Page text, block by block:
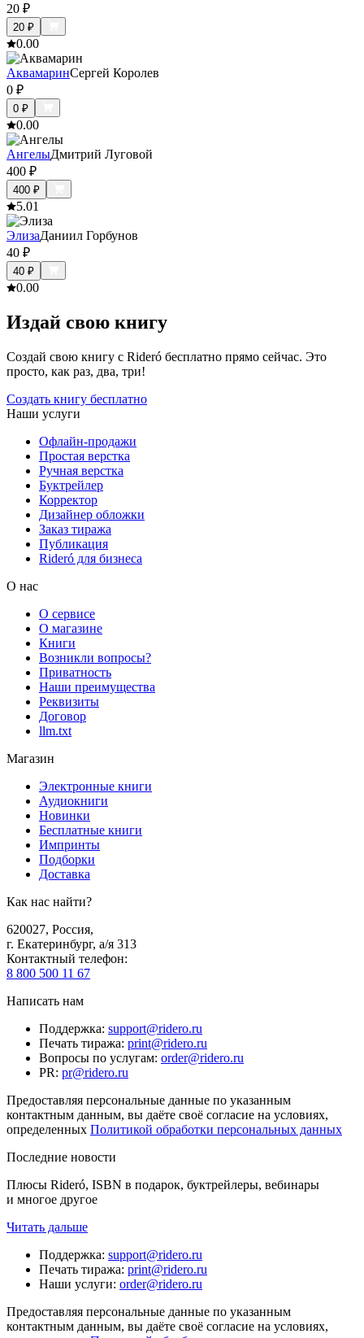
20 ₽
20 ₽
0.00
АквамаринСергей Королев
0 ₽
0 ₽
0.00
АнгелыДмитрий Луговой
400 ₽
400 ₽
5.01
ЭлизаДаниил Горбунов
40 ₽
40 ₽
0.00
Издай свою книгу
Создай свою книгу с Rideró бесплатно прямо сейчас. Это
просто, как раз, два, три!
Создать книгу бесплатно
Наши услуги
Офлайн-продажи
Простая верстка
Ручная верстка
Буктрейлер
Корректор
Дизайнер обложки
Заказ тиража
Публикация
Rideró для бизнеса
О нас
О сервисе
О магазине
Книги
Возникли вопросы?
Приватность
Наши преимущества
Реквизиты
Договор
llm.txt
Магазин
Электронные книги
Аудиокниги
Новинки
Бесплатные книги
Импринты
Подборки
Доставка
Как нас найти?
620027, Россия,
г. Екатеринбург, а/я 313
Контактный телефон:
8 800 500 11 67
Написать нам
Поддержка: support@ridero.ru
Печать тиража: print@ridero.ru
Вопросы по услугам: order@ridero.ru
PR: pr@ridero.ru
Предоставляя персональные данные по указанным
контактным данным, вы даёте своё согласие на условиях,
определенных Политикой обработки персональных данных
Последние новости
Плюсы Rideró, ISBN в подарок, буктрейлеры, вебинары
и многое другое
Читать дальше
Поддержка: support@ridero.ru
Печать тиража: print@ridero.ru
Наши услуги: order@ridero.ru
Предоставляя персональные данные по указанным
контактным данным, вы даёте своё согласие на условиях,